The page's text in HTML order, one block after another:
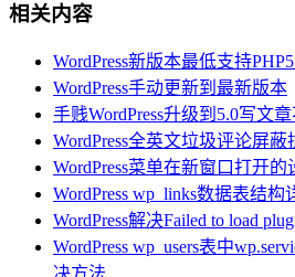
相关内容
WordPress新版本最低支持
WordPress手动更新到最新版本
手贱WordPress升级到5.0写文
WordPress全英文垃圾评论屏蔽
WordPress菜单在新窗口打开的
WordPress wp_links数据表结构
WordPress解决Failed to load
WordPress wp_users表中